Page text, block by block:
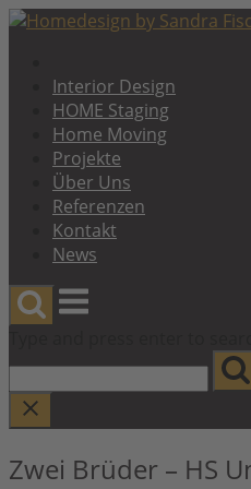
Skip
Interior Design
HOME Staging
Home Moving
Projekte
Über Uns
Referenzen
Kontakt
News
Menu
Zwei Brüder – HS